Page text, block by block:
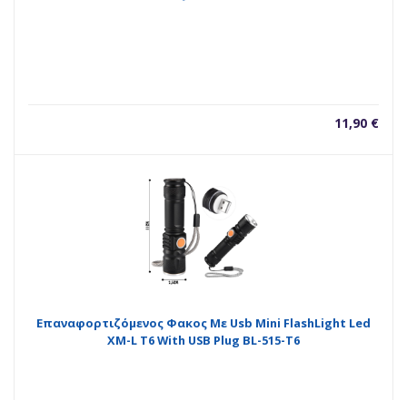
11,90 €
Επαναφορτιζόμενος Φακος Με Usb Mini FlashLight Led
XM-L T6 With USB Plug BL-515-T6